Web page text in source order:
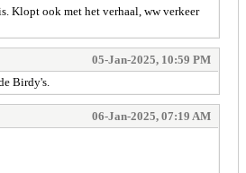
Klopt ook met het verhaal, ww verkeer
05-Jan-2025, 10:59 PM
Birdy's.
06-Jan-2025, 07:19 AM